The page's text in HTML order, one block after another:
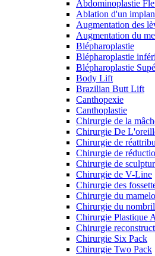
Abdominoplastie
Ablation d'un
Augmentation des
Augmentation du
Blépharoplastie
Blépharoplastie
Blépharoplastie
Body Lift
Brazilian Butt Lift
Canthopexie
Canthoplastie
Chirurgie de la
Chirurgie De
Chirurgie de
Chirurgie de
Chirurgie de
Chirurgie de V-Line
Chirurgie des
Chirurgie du
Chirurgie du nombril
Chirurgie Plastique
Chirurgie
Chirurgie Six Pack
Chirurgie Two Pack